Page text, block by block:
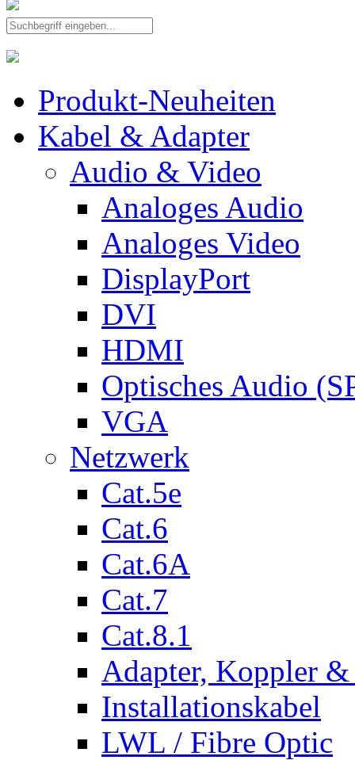
Produkt-Neuheiten
Kabel & Adapter
Audio & Video
Analoges Audio
Analoges Video
DisplayPort
DVI
HDMI
Optisches Audio
VGA
Netzwerk
Cat.5e
Cat.6
Cat.6A
Cat.7
Cat.8.1
Adapter, Koppler &
Installationskabel
LWL / Fibre Optic